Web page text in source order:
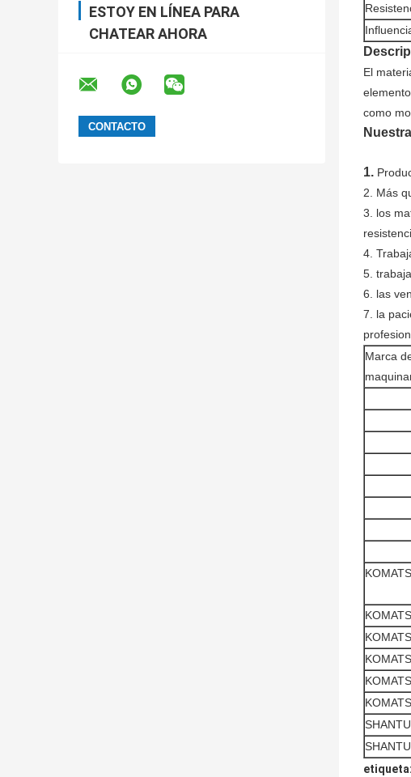
ESTOY EN LÍNEA PARA
CHATEAR AHORA
El
como
1.
2. Más
3. los
4.
5.
6. las
7. la
Marca
etiqueta: